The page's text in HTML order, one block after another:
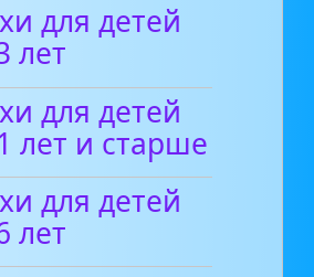
для детей
лет
для детей
лет и старше
для детей
лет